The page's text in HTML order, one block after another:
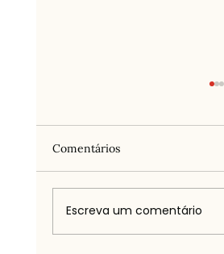
O tempo do desejo
Comentários
Escreva um comentário